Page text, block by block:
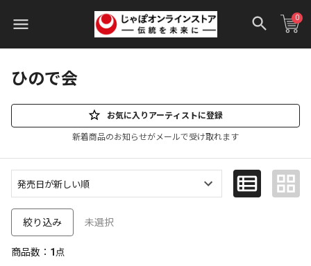
0
ひので会
お気に入りアーティストに登録
新着商品のお知らせがメールで受け取れます
絞り込み 未選択
商品数： 1点